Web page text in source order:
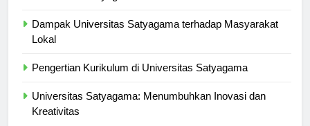
Dampak Universitas Satyagama terhadap Masyarakat
Universitas Satyagama: Menumbuhkan Inovasi dan